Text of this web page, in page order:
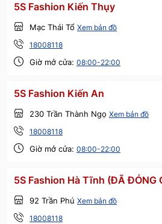
5S Fashion Kiến Thụy
Mạc Thái Tổ Xem bản đồ
18008118
Giờ mở cửa: 08:00-22:00
5S Fashion Kiến An
230 Trần Thành Ngọ Xem bản đồ
18008118
Giờ mở cửa: 08:00-22:00
5S Fashion Hà Tĩnh (ĐÃ ĐÓNG
92 Trần Phú Xem bản đồ
18008118